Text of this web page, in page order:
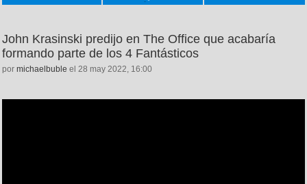
John Krasinski predijo en The Office que acabaría
formando parte de los 4 Fantásticos
por michaelbuble el 28 may 2022, 16:00